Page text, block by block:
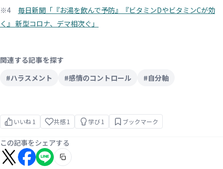
※4
毎日新聞「『お湯を飲んで予防』『ビタミンDやビタミンCが効
く』 新型コロナ、デマ相次ぐ」
関連する記事を探す
#ハラスメント
#感情のコントロール #自分軸
いいね 1 共感1 学び1 ブックマーク
この記事をシェアする